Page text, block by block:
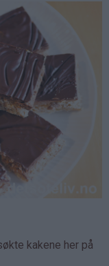
kakene her på